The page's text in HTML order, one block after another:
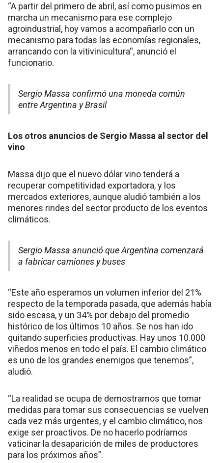
“A partir del primero de abril, así como pusimos en
marcha un mecanismo para ese complejo
agroindustrial, hoy vamos a acompañarlo con un
mecanismo para todas las economías regionales,
arrancando con la vitivinicultura“, anunció el
funcionario.
Sergio Massa confirmó una moneda común
entre Argentina y Brasil
Los otros anuncios de Sergio Massa al sector del
vino
Massa dijo que el nuevo dólar vino tenderá a
recuperar competitividad exportadora, y los
mercados exteriores, aunque aludió también a los
menores rindes del sector producto de los eventos
climáticos.
Sergio Massa anunció que Argentina comenzará
a fabricar camiones y buses
“Este año esperamos un volumen inferior del 21%
respecto de la temporada pasada, que además había
sido escasa, y un 34% por debajo del promedio
histórico de los últimos 10 años. Se nos han ido
quitando superficies productivas. Hay unos 10.000
viñedos menos en todo el país. El cambio climático
es uno de los grandes enemigos que tenemos”,
aludió.
“La realidad se ocupa de demostrarnos que tomar
medidas para tomar sus consecuencias se vuelven
cada vez más urgentes, y el cambio climático, nos
exige ser proactivos. De no hacerlo podríamos
vaticinar la desaparición de miles de productores
para los próximos años”.